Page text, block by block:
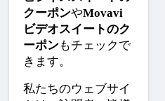
クーポンやMovavi
ビデオスイートのク
ーポンもチェックで
きます。
私たちのウェブサイ